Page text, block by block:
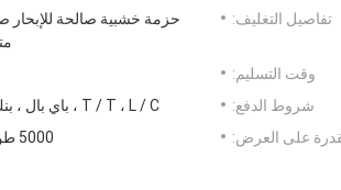
تفاصيل التغليف:
حزمة خشبية صالحة
وقت التسليم:
شروط الدفع:
T / T ، L / C ، باي بال ، بنك كونلون ، إلخ
على العرض:
5000 طن / طن شهريا